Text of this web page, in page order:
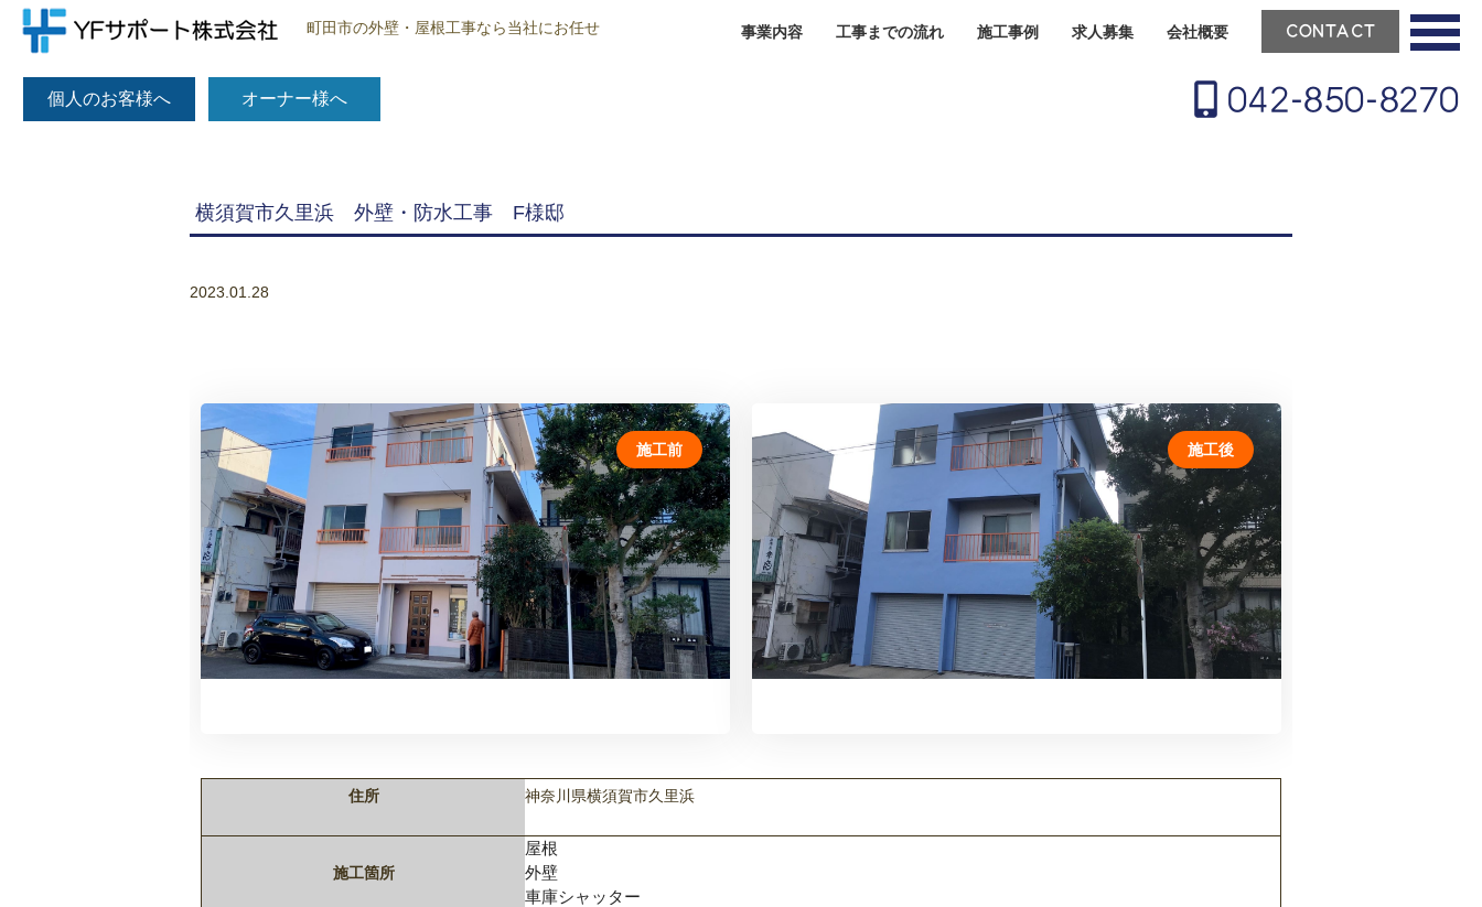
町田市の外壁・屋根工事なら当社にお任せ 事業内容 工事までの流れ 施工事例 求人募集 会社概要 CONTACT
個人のお客様へ オーナー様へ 042-850-8270
横須賀市久里浜 外壁・防水工事 F様邸
2023.01.28
施工前 施工後
住所 神奈川県横須賀市久里浜
施工箇所
屋根
外壁
車庫シャッター